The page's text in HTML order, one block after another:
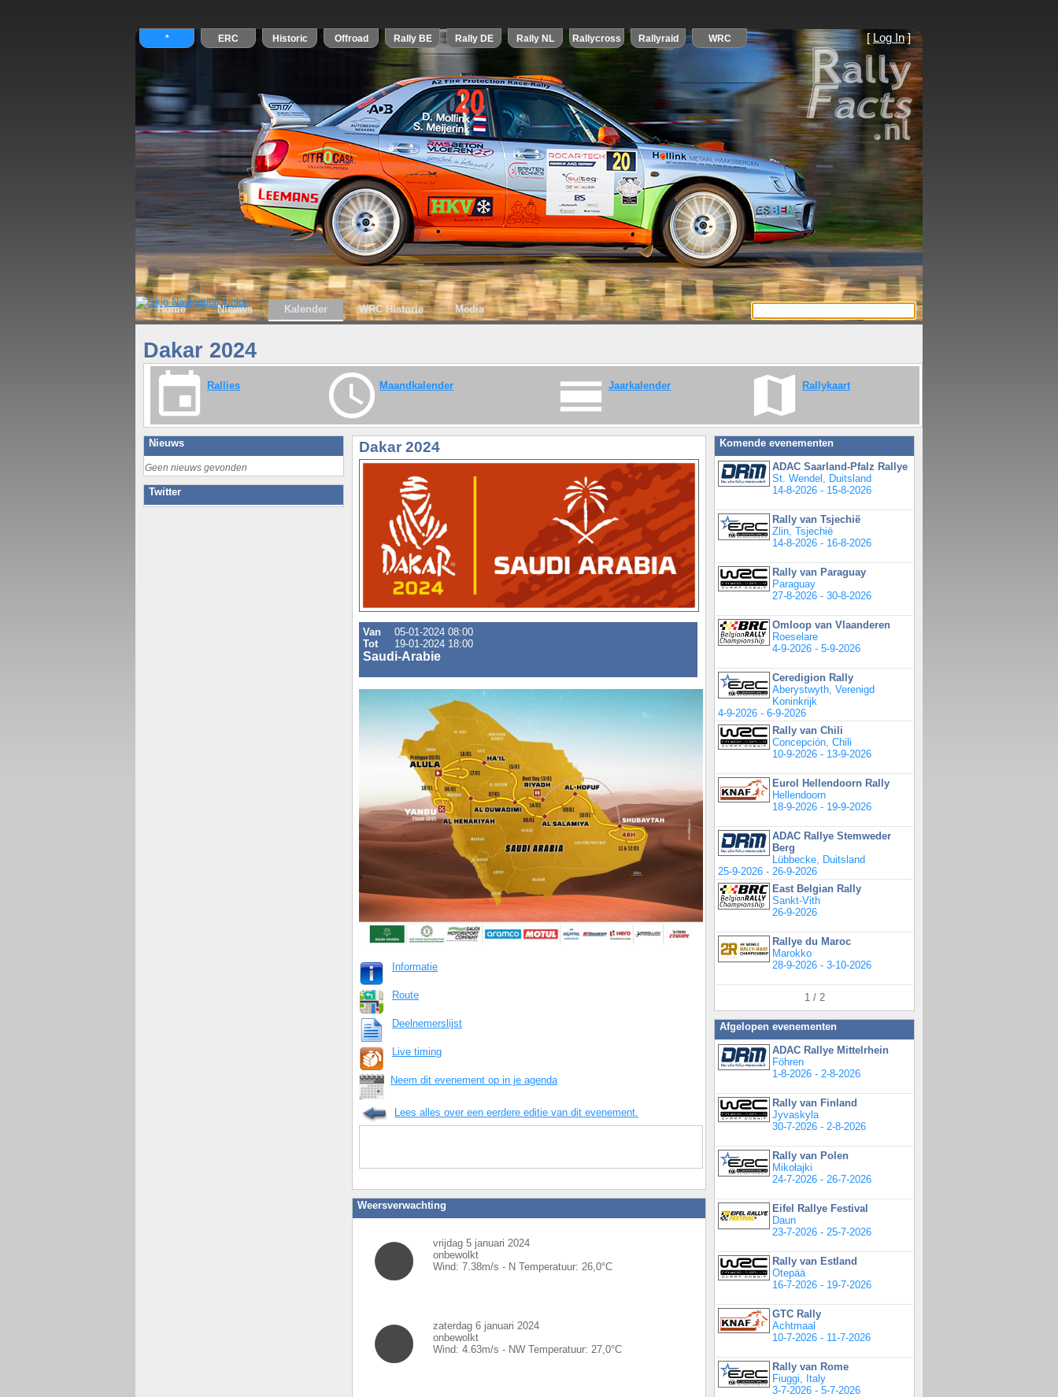
[ Log In]
Home Nieuws Kalender WRC Historie Media
Dakar 2024
Rallies Maandkalender Jaarkalender Rallykaart
Nieuws
Geen nieuws gevonden
Twitter
Dakar 2024
Van
05-01-2024 08:00
Tot
19-01-2024 18:00
Saudi-Arabie
Informatie
Route
Deelnemerslijst
Live timing
Neem dit evenement op in je agenda
Lees alles over een eerdere editie van dit evenement.
Weersverwachting
vrijdag 5 januari 2024
onbewolkt
Wind: 7.38m/s - N Temperatuur: 26,0°C
zaterdag 6 januari 2024
onbewolkt
Wind: 4.63m/s - NW Temperatuur: 27,0°C
Komende evenementen
ADAC Saarland-Pfalz Rallye
St. Wendel, Duitsland
14-8-2026 - 15-8-2026
Rally van Tsjechië
Zlin, Tsjechië
14-8-2026 - 16-8-2026
Rally van Paraguay
Paraguay
27-8-2026 - 30-8-2026
Omloop van Vlaanderen
Roeselare
4-9-2026 - 5-9-2026
Ceredigion Rally
Aberystwyth, Verenigd
Koninkrijk
4-9-2026 - 6-9-2026
Rally van Chili
Concepción, Chili
10-9-2026 - 13-9-2026
Eurol Hellendoorn Rally
Hellendoorn
18-9-2026 - 19-9-2026
ADAC Rallye Stemweder
Berg
Lübbecke, Duitsland
25-9-2026 - 26-9-2026
East Belgian Rally
Sankt-Vith
26-9-2026
Rallye du Maroc
Marokko
28-9-2026 - 3-10-2026
1 / 2
Afgelopen evenementen
ADAC Rallye Mittelrhein
Föhren
1-8-2026 - 2-8-2026
Rally van Finland
Jyvaskyla
30-7-2026 - 2-8-2026
Rally van Polen
Mikołajki
24-7-2026 - 26-7-2026
Eifel Rallye Festival
Daun
23-7-2026 - 25-7-2026
Rally van Estland
Otepää
16-7-2026 - 19-7-2026
GTC Rally
Achtmaal
10-7-2026 - 11-7-2026
Rally van Rome
Fiuggi, Italy
3-7-2026 - 5-7-2026